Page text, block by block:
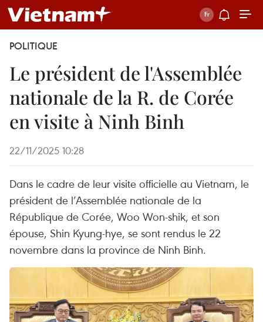
POLITIQUE
Le président de l'Assemblée
nationale de la R. de Corée
en visite à Ninh Binh
22/11/2025 10:28
Dans le cadre de leur visite officielle au Vietnam, le
président de l’Assemblée nationale de la
République de Corée, Woo Won‑shik, et son
épouse, Shin Kyung‑hye, se sont rendus le 22
novembre dans la province de Ninh Binh.